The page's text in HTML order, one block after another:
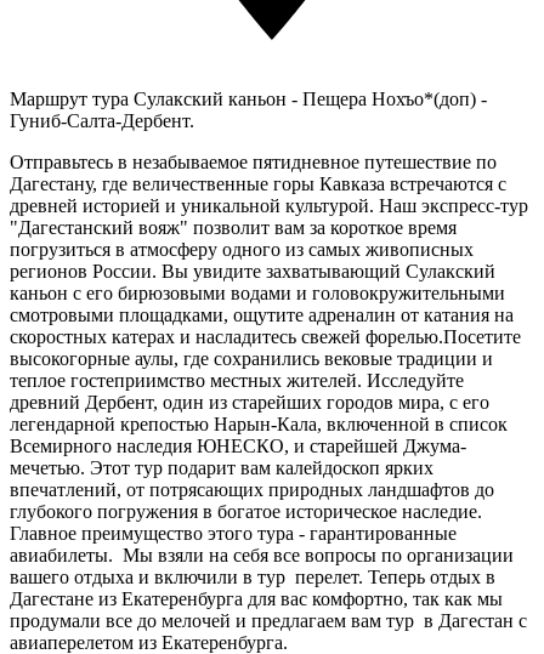
Маршрут тура Сулакский каньон - Пещера Нохъо*(доп) -
Гуниб-Салта-Дербент.
Отправьтесь в незабываемое пятидневное путешествие по
Дагестану, где величественные горы Кавказа встречаются с
древней историей и уникальной культурой. Наш экспресс-тур
"Дагестанский вояж" позволит вам за короткое время
погрузиться в атмосферу одного из самых живописных
регионов России. Вы увидите захватывающий Сулакский
каньон с его бирюзовыми водами и головокружительными
смотровыми площадками, ощутите адреналин от катания на
скоростных катерах и насладитесь свежей форелью.Посетите
высокогорные аулы, где сохранились вековые традиции и
теплое гостеприимство местных жителей. Исследуйте
древний Дербент, один из старейших городов мира, с его
легендарной крепостью Нарын-Кала, включенной в список
Всемирного наследия ЮНЕСКО, и старейшей Джума-
мечетью. Этот тур подарит вам калейдоскоп ярких
впечатлений, от потрясающих природных ландшафтов до
глубокого погружения в богатое историческое наследие.
Главное преимущество этого тура - гарантированные
авиабилеты. Мы взяли на себя все вопросы по организации
вашего отдыха и включили в тур перелет. Теперь отдых в
Дагестане из Екатеренбурга для вас комфортно, так как мы
продумали все до мелочей и предлагаем вам тур в Дагестан с
авиаперелетом из Екатеренбурга.